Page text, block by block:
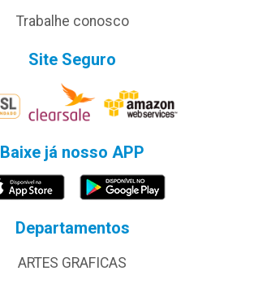
Trabalhe conosco
Site Seguro
Baixe já nosso APP
Departamentos
ARTES GRAFICAS